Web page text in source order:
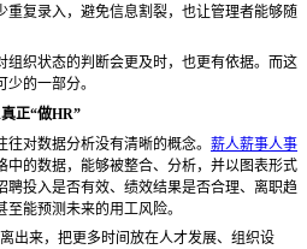
重复录入，避免信息割裂，也让管理者能够随
织状态的判断会更及时，也更有依据。而这
的一部分。
正“做HR”
对数据分析没有清晰的概念。 薪人薪事人事
中的数据，能够被整合、分析，并以图表形式
聘投入是否有效、绩效结果是否合理、离职趋
能预测未来的用工风险。
来，把更多时间放在人才发展、组织设